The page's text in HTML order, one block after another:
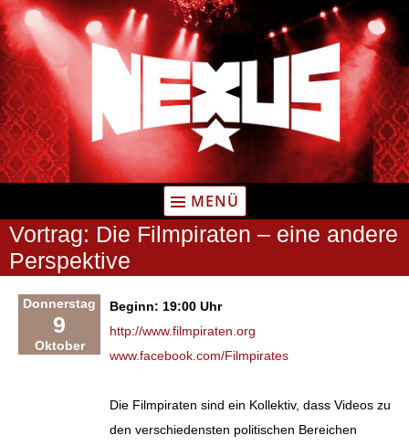
Zum
Inhalt
springen
MENÜ
Vortrag: Die Filmpiraten – eine andere
Perspektive
Donnerstag
9
Oktober
Beginn: 19:00 Uhr
http://www.filmpiraten.org
www.facebook.com/Filmpirates
Die Filmpiraten sind ein Kollektiv, dass Videos zu
den verschiedensten politischen Bereichen